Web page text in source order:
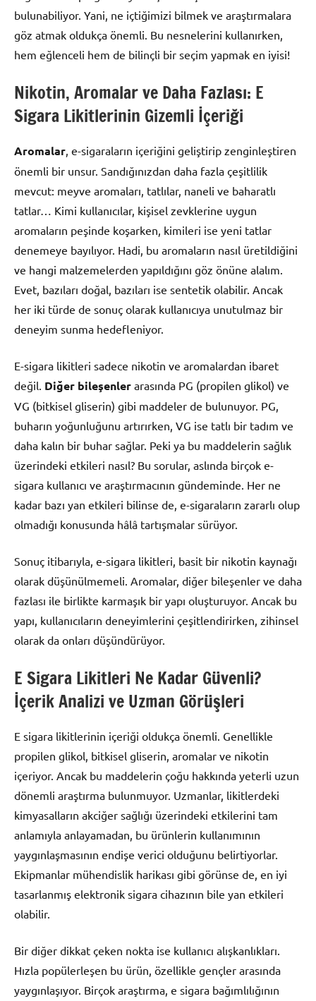
bulunabiliyor. Yani, ne içtiğimizi bilmek ve araştırmalara
göz atmak oldukça önemli. Bu nesnelerini kullanırken,
hem eğlenceli hem de bilinçli bir seçim yapmak en iyisi!
Nikotin, Aromalar ve Daha Fazlası: E
Sigara Likitlerinin Gizemli İçeriği
Aromalar , e-sigaraların içeriğini geliştirip zenginleştiren
önemli bir unsur. Sandığınızdan daha fazla çeşitlilik
mevcut: meyve aromaları, tatlılar, naneli ve baharatlı
tatlar… Kimi kullanıcılar, kişisel zevklerine uygun
aromaların peşinde koşarken, kimileri ise yeni tatlar
denemeye bayılıyor. Hadi, bu aromaların nasıl üretildiğini
ve hangi malzemelerden yapıldığını göz önüne alalım.
Evet, bazıları doğal, bazıları ise sentetik olabilir. Ancak
her iki türde de sonuç olarak kullanıcıya unutulmaz bir
deneyim sunma hedefleniyor.
E-sigara likitleri sadece nikotin ve aromalardan ibaret
değil. Diğer bileşenler arasında PG (propilen glikol) ve
VG (bitkisel gliserin) gibi maddeler de bulunuyor. PG,
buharın yoğunluğunu artırırken, VG ise tatlı bir tadım ve
daha kalın bir buhar sağlar. Peki ya bu maddelerin sağlık
üzerindeki etkileri nasıl? Bu sorular, aslında birçok e-
sigara kullanıcı ve araştırmacının gündeminde. Her ne
kadar bazı yan etkileri bilinse de, e-sigaraların zararlı olup
olmadığı konusunda hâlâ tartışmalar sürüyor.
Sonuç itibarıyla, e-sigara likitleri, basit bir nikotin kaynağı
olarak düşünülmemeli. Aromalar, diğer bileşenler ve daha
fazlası ile birlikte karmaşık bir yapı oluşturuyor. Ancak bu
yapı, kullanıcıların deneyimlerini çeşitlendirirken, zihinsel
olarak da onları düşündürüyor.
E Sigara Likitleri Ne Kadar Güvenli?
İçerik Analizi ve Uzman Görüşleri
E sigara likitlerinin içeriği oldukça önemli. Genellikle
propilen glikol, bitkisel gliserin, aromalar ve nikotin
içeriyor. Ancak bu maddelerin çoğu hakkında yeterli uzun
dönemli araştırma bulunmuyor. Uzmanlar, likitlerdeki
kimyasalların akciğer sağlığı üzerindeki etkilerini tam
anlamıyla anlayamadan, bu ürünlerin kullanımının
yaygınlaşmasının endişe verici olduğunu belirtiyorlar.
Ekipmanlar mühendislik harikası gibi görünse de, en iyi
tasarlanmış elektronik sigara cihazının bile yan etkileri
olabilir.
Bir diğer dikkat çeken nokta ise kullanıcı alışkanlıkları.
Hızla popülerleşen bu ürün, özellikle gençler arasında
yaygınlaşıyor. Birçok araştırma, e sigara bağımlılığının